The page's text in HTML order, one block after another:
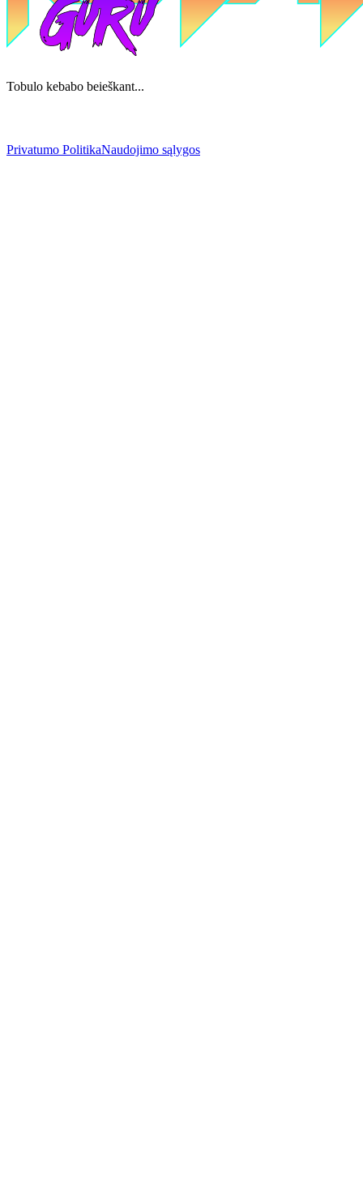
Tobulo kebabo beieškant...
Privatumo PolitikaNaudojimo sąlygos